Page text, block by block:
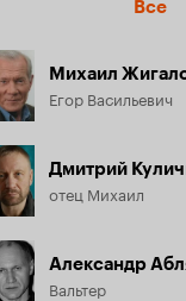
Все
Михаил
Егор Васильевич
Дмитрий
отец Михаил
Александр
Вальтер